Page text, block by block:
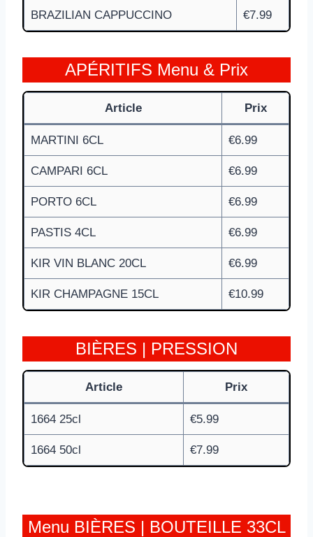
BRAZILIAN CAPPUCCINO €7.99
APÉRITIFS Menu & Prix
Article Prix
MARTINI 6CL €6.99
CAMPARI 6CL €6.99
PORTO 6CL €6.99
PASTIS 4CL €6.99
KIR VIN BLANC 20CL €6.99
KIR CHAMPAGNE 15CL €10.99
BIÈRES | PRESSION
Article Prix
1664 25cl €5.99
1664 50cl €7.99
Menu BIÈRES | BOUTEILLE 33CL